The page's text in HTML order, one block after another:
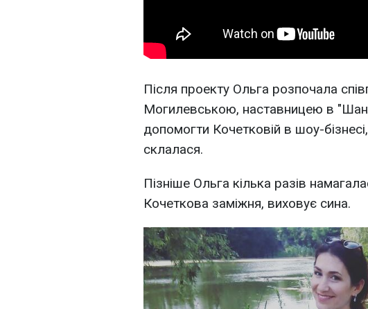
Після проекту Ольга розпочала
Могилевською, наставницею в
допомогти Кочетковій в шоу-
склалася.
Пізніше Ольга кілька разів
Кочеткова заміжня, виховує сина.